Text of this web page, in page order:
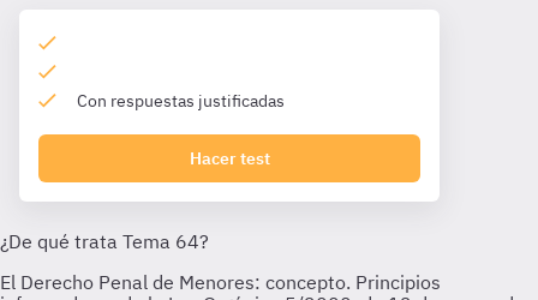
Con respuestas justificadas
Hacer test